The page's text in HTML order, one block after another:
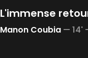
L'immense
Manon Coubia —14'